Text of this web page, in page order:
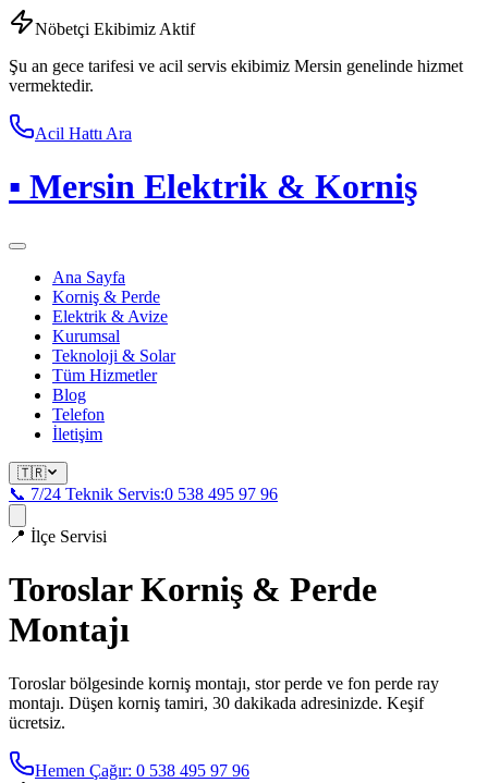
Nöbetçi Ekibimiz Aktif
Şu an gece tarifesi ve acil servis ekibimiz Mersin genelinde hizmet
vermektedir.
Acil Hattı Ara
▪ Mersin Elektrik & Korniş
Ana Sayfa
Korniş & Perde
Elektrik & Avize
Kurumsal
Teknoloji & Solar
Tüm Hizmetler
Blog
Telefon
İletişim
🇹🇷
📞 7/24 Teknik Servis:0 538 495 97 96
📍 İlçe Servisi
Toroslar Korniş & Perde
Montajı
Toroslarbölgesinde korniş montajı, stor perde ve fon perde ray
montajı. Düşen korniş tamiri, 30 dakikada adresinizde. Keşif
ücretsiz.
Hemen Çağır: 0 538 495 97 96